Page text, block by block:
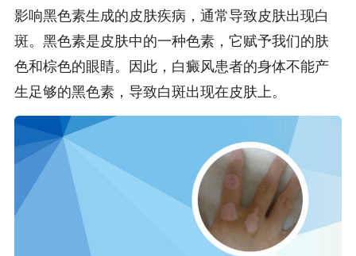
影响黑色素生成的皮肤疾病，通常导致皮肤出现白
斑。黑色素是皮肤中的一种色素，它赋予我们的肤
色和棕色的眼睛。因此，白癜风患者的身体不能产
生足够的黑色素，导致白斑出现在皮肤上。